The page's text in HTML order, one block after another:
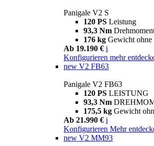
Panigale V2 S
120 PS Leistung
93,3 Nm
176 kg Gewicht
Ab 19.190 € i
Konfigurieren mehr
new V2 FB63
Panigale V2 FB63
120 PS LEISTUNG
93,3 Nm
175,5 kg Gewicht
Ab 21.990 € i
Konfigurieren Mehr
new V2 MM93